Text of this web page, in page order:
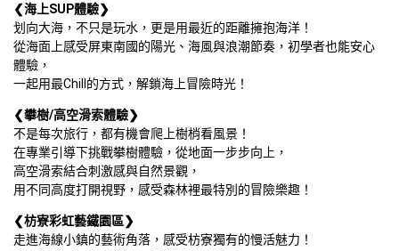
❮海上SUP體驗❯
划向大海，不只是玩水，更是用最近的距離擁抱海洋！
從海面上感受屏東南國的陽光、海風與浪潮節奏，初學者也能安心
體驗，
一起用最Chill的方式，解鎖海上冒險時光！
❮攀樹/高空滑索體驗❯
不是每次旅行，都有機會爬上樹梢看風景！
在專業引導下挑戰攀樹體驗，從地面一步步向上，
高空滑索結合刺激感與自然景觀，
用不同高度打開視野，感受森林裡最特別的冒險樂趣！
❮枋寮彩虹藝鐵園區❯
走進海線小鎮的藝術角落，感受枋寮獨有的慢活魅力！